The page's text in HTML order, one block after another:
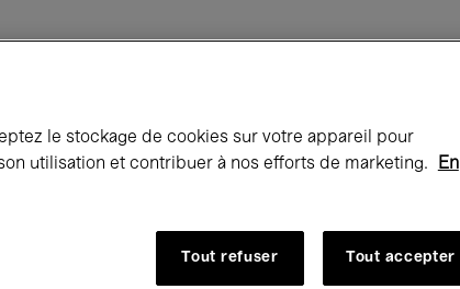
à Bozar
le stockage de cookies sur votre appareil pour
utilisation et contribuer à nos efforts de marketing.
En
Tout refuser Tout accepter